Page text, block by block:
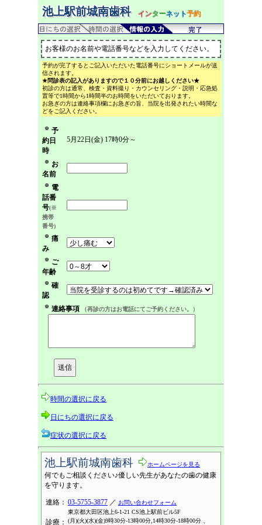
池上駅前城南歯科 インターネット予約
お客様のお名前や電話番号などを入力してください。
予約が完了するとご記入いただいた電話番号にショートメールが送
信されます。
★問診表の記入がありますので１０分前にお越しください★
初診の方は通常、検査・資料撮り・カウンセリング・説明・応急処
置等で1時間から1時間半のお時間をいただいております。
お急ぎの方は連絡事項欄にお急ぎの旨、当院を出発されたい時間な
どをご記入ください。
予
約日
時
5月22日(金) 17時0分～
お
名前
電
話番
号(※
携帯
番号)
痛
み
ご
年齢
確
認
連絡事項
（再診の方はお電話にてご予約ください。）
時間の選択に戻る
日にちの選択に戻る
症状の選択に戻る
池上駅前城南歯科 ホームページを見る
何でもご相談ください♪優しい先生があなたの歯の健康
を守ります。
連絡： 03-5755-3877 ／ お問い合わせフォーム
東京都大田区池上6-1-21 CS池上駅前ビル5F
診療： (月)(火)(水)(金)9時30分-13時00分,14時30分-18時00分 、